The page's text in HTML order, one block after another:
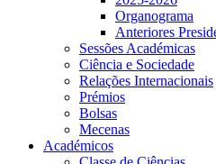
Organograma
Anteriores
Sessões Académicas
Ciência e Sociedade
Relações Internacionais
Prémios
Bolsas
Mecenas
Académicos